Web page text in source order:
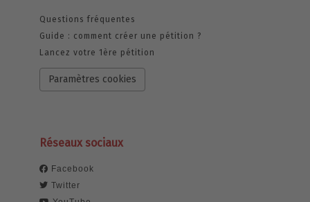
Questions fréquentes
Guide : comment créer une pétition ?
Lancez votre 1ère pétition
Paramètres cookies
Réseaux sociaux
Facebook
Twitter